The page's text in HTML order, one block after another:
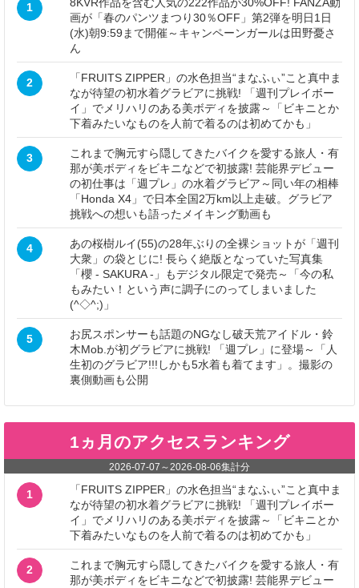
1
画が「春のパンツまつり30％OFF」第2弾を明日1日
(水)朝9:59まで開催～キャンペーンガールは田野憂さ
ん
2
「FRUITS ZIPPER」の水色担当“まなふぃ”こと真中ま
なが待望の初水着グラビアに挑戦! 「週刊プレイボー
イ」でメリハリのある美ボディを披露～「ビキニとか
下着みたいなものを人前で着るのは初めてかも」
3
これまで胸元すら隠してきたバイクを愛する旅人・有
那が美ボディをビキニなどで初披露! 芸能界デビュー
の初仕事は「週プレ」の水着グラビア～同い年の相棒
「Honda X4」で日本全国2万km以上走破。グラビア
挑戦への想いも語ったメイキング動画も
4
あの桜樹ルイ(55)の28年ぶりの全裸ショットが「週刊
大衆」の袋とじに! 長らく絶版となっていた写真集
「櫻 - SAKURA -」もデジタル限定で発売～「今の私
もみたい！という声に調子にのってしまいました
(^◇^;)」
5
お尻スポンサーも話題のNGなし破天荒アイドル・鈴
木Mob.が初グラビアに挑戦! 「週プレ」に登場～「人
生初のグラビア!!!しかも5水着も着てます」。撮影の
裏側動画も公開
1ヵ月のアクセスランキング
2026-07-07 ～2026-08-06集計分
1
「FRUITS ZIPPER」の水色担当“まなふぃ”こと真中ま
なが待望の初水着グラビアに挑戦! 「週刊プレイボー
イ」でメリハリのある美ボディを披露～「ビキニとか
下着みたいなものを人前で着るのは初めてかも」
2
これまで胸元すら隠してきたバイクを愛する旅人・有
那が美ボディをビキニなどで初披露! 芸能界デビュー